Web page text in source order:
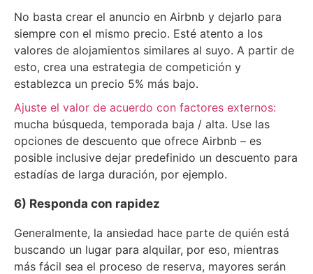
No basta crear el anuncio en Airbnb y dejarlo para
siempre con el mismo precio. Esté atento a los
valores de alojamientos similares al suyo. A partir de
esto, crea una estrategia de competición y
establezca un precio 5% más bajo.
Ajuste el valor de acuerdo con factores externos:
mucha búsqueda, temporada baja / alta. Use las
opciones de descuento que ofrece Airbnb – es
posible inclusive dejar predefinido un descuento para
estadías de larga duración, por ejemplo.
6) Responda con rapidez
Generalmente, la ansiedad hace parte de quién está
buscando un lugar para alquilar, por eso, mientras
más fácil sea el proceso de reserva, mayores serán